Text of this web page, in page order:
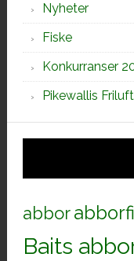
Nyheter
Fiske
Konkurranser
Pikewallis
abbor
Baits